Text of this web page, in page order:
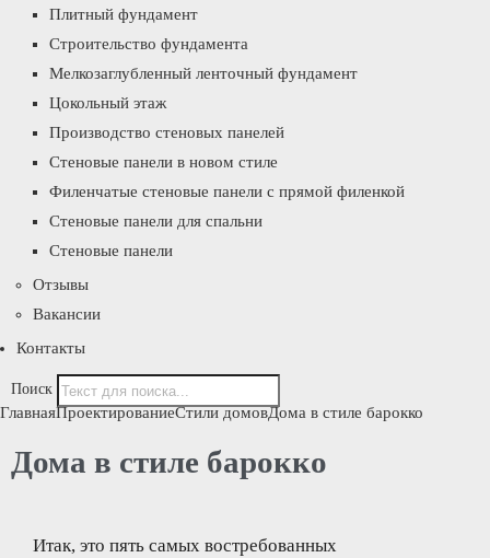
Плитный фундамент
Строительство фундамента
Мелкозаглубленный ленточный фундамент
Цокольный этаж
Производство стеновых панелей
Стеновые панели в новом стиле
Филенчатые стеновые панели с прямой филенкой
Стеновые панели для спальни
Стеновые панели
Отзывы
Вакансии
Контакты
Поиск
ГлавнаяПроектированиеСтили домовДома в стиле барокко
Дома в стиле барокко
Итак, это пять самых востребованных